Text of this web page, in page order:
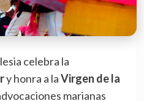
celebra la
y honra a laVirgen de la
marianas